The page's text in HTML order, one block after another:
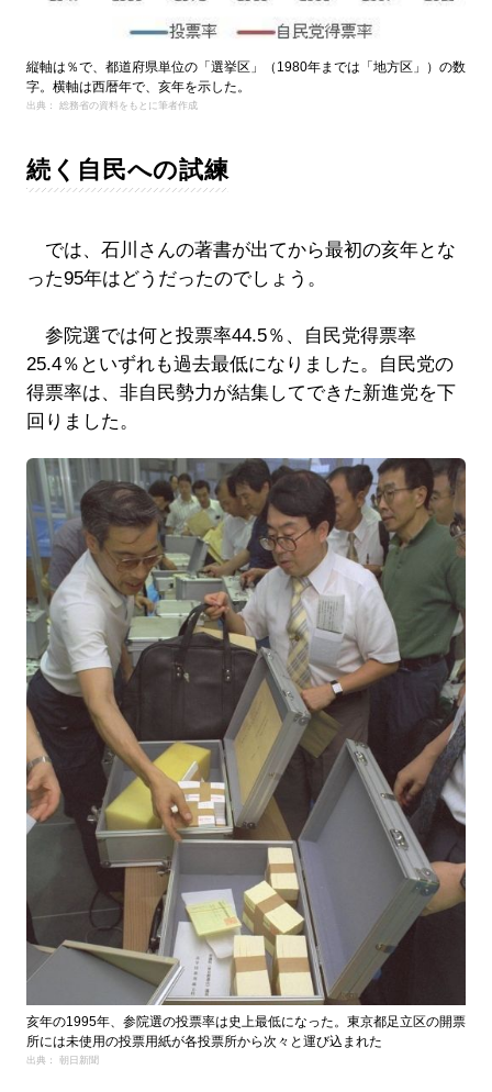
縦軸は％で、都道府県単位の「選挙区」（1980年までは「地方区」）の数
字。横軸は西暦年で、亥年を示した。
出典： 総務省の資料をもとに筆者作成
続く自民への試練
では、石川さんの著書が出てから最初の亥年とな
った95年はどうだったのでしょう。
参院選では何と投票率44.5％、自民党得票率
25.4％といずれも過去最低になりました。自民党の
得票率は、非自民勢力が結集してできた新進党を下
回りました。
亥年の1995年、参院選の投票率は史上最低になった。東京都足立区の開票
所には未使用の投票用紙が各投票所から次々と運び込まれた
出典： 朝日新聞